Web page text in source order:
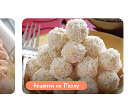
Рецепти на Пасху